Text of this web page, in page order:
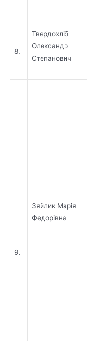
8.
Твердохліб
Олександр
Степанович
9.
Зяйлик Марія
Федорівна